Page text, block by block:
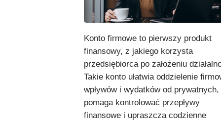
Konto firmowe to pierwszy produkt
finansowy, z jakiego korzysta
przedsiębiorca po założeniu
Takie konto ułatwia oddzielenie
wpływów i wydatków od prywatnych,
pomaga kontrolować przepływy
finansowe i upraszcza codzienne